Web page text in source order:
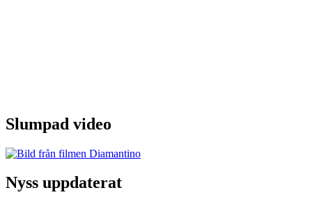
Slumpad video
Nyss uppdaterat